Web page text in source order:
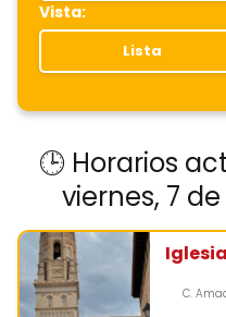
Vista:
Lista
🕒 Horarios
viernes, 7
C.